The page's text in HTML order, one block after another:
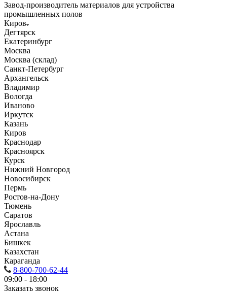
Завод-производитель материалов для устройства
промышленных полов
Киров
Дегтярск
Екатеринбург
Москва
Москва (склад)
Санкт-Петербург
Архангельск
Владимир
Вологда
Иваново
Иркутск
Казань
Киров
Краснодар
Красноярск
Курск
Нижний Новгород
Новосибирск
Пермь
Ростов-на-Дону
Тюмень
Саратов
Ярославль
Астана
Бишкек
Казахстан
Караганда
8-800-700-62-44
09:00 - 18:00
Заказать звонок